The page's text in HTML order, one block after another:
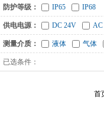
防护等级： IP65 IP68
供电电源： DC 24V AC
测量介质： 液体 气体
已选条件：
首